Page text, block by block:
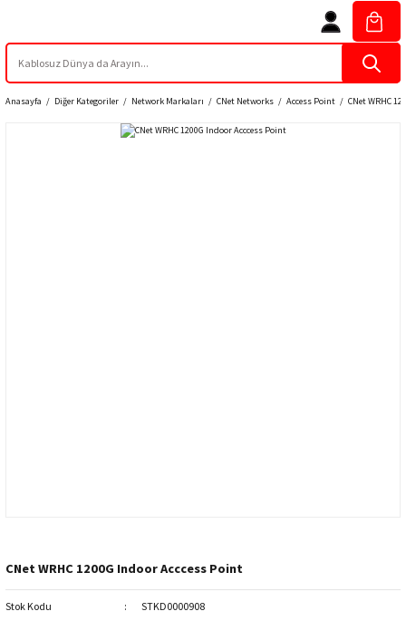
Anasayfa Diğer Kategoriler Network Markaları CNet Networks Access Point CNet WRHC
CNet WRHC 1200G Indoor Acccess Point
Stok Kodu
STKD0000908